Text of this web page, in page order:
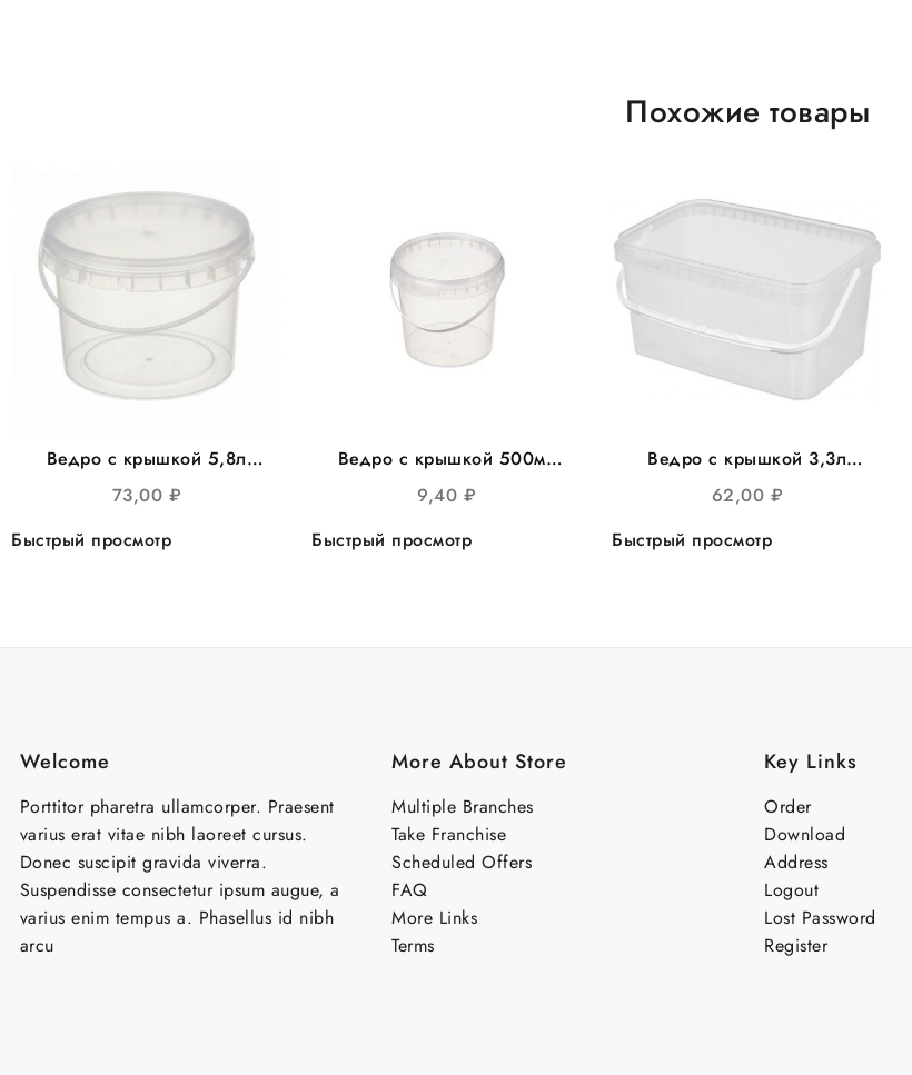
Похожие товары
Ведро с крышкой 5,8л
круглое d=220мм, с
металл.ручкой 25шт/уп
73,00 ₽
Быстрый просмотр
Ведро с крышкой 500мл
круглое d-=112 200шт/кор
9,40 ₽
Быстрый просмотр
Ведро с крышкой 3,3л
прямоуг 250*158мм, 35шт/
уп
62,00 ₽
Быстрый просмотр
Welcome
Porttitor pharetra ullamcorper. Praesent
varius erat vitae nibh laoreet cursus.
Donec suscipit gravida viverra.
Suspendisse consectetur ipsum augue, a
varius enim tempus a. Phasellus id nibh
arcu
More About Store
Multiple Branches
Take Franchise
Scheduled Offers
FAQ
More Links
Terms
Key Links
Order
Download
Address
Logout
Lost Password
Register